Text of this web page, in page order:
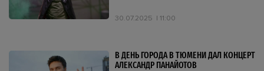
30.07.2025 11:00
В ДЕНЬ ГОРОДА В ТЮМЕНИ ДАЛ КОНЦЕРТ
АЛЕКСАНДР ПАНАЙОТОВ